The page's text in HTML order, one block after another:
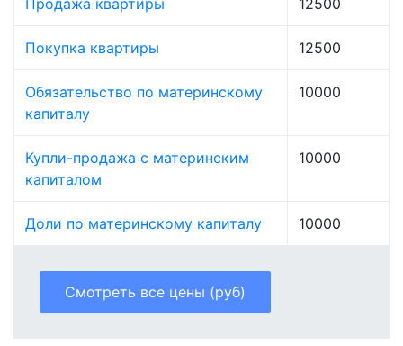
Продажа квартиры 12500
Покупка квартиры 12500
Обязательство по материнскому
капиталу
10000
Купли-продажа с материнским
капиталом
10000
Доли по материнскому капиталу 10000
Смотреть все цены (руб)